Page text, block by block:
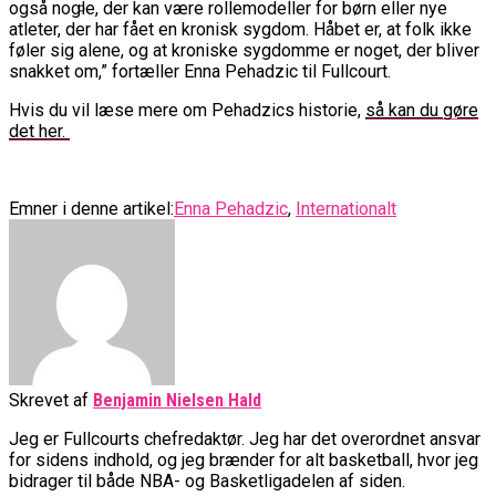
Video: August Møller Og Unicaja Malaga
Møder FC Barcelona I Minicopa Endesa´s
Semifinale
også nogle, der kan være rollemodeller for børn eller nye
atleter, der har fået en kronisk sygdom. Håbet er, at folk ikke
føler sig alene, og at kroniske sygdomme er noget, der bliver
snakket om,” fortæller Enna Pehadzic til Fullcourt.
Hvis du vil læse mere om Pehadzics historie, så kan du gøre
det her.
Emner i denne artikel: Enna Pehadzic, Internationalt
Skrevet af Benjamin Nielsen Hald
Jeg er Fullcourts chefredaktør. Jeg har det overordnet ansvar
for sidens indhold, og jeg brænder for alt basketball, hvor jeg
bidrager til både NBA- og Basketligadelen af siden.